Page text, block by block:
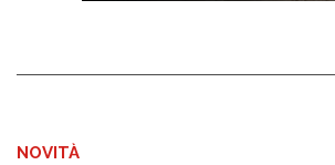
NOVITÀ